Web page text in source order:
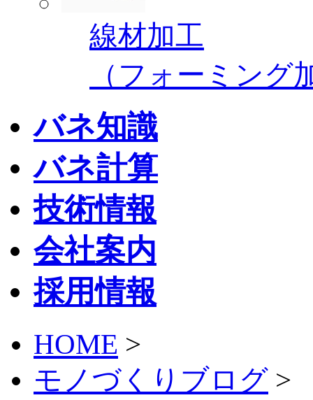
線材加工
（フォーミング
バネ知識
バネ計算
技術情報
会社案内
採用情報
HOME >
モノづくりブログ >